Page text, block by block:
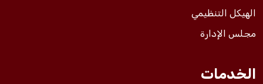
الهيكل التنظيمي
مجلس الإدارة
الخدمات